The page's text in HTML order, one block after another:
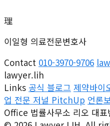
理
이일형 의료전문변호사
Contact 010-3970-9706
lawyer.lih
Links 공식 블로그 제약바이
업 전문 저널 PitchUp 언론
Office 법률사무소 리오 대